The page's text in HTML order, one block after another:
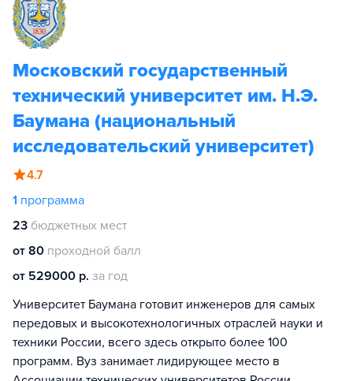
Московский государственный
технический университет им. Н.Э.
Баумана (национальный
исследовательский университет)
4.7
1 программа
23 бюджетных мест
от 80 проходной балл
от 529000 р. за год
Университет Баумана готовит инженеров для самых
передовых и высокотехнологичных отраслей науки и
техники России, всего здесь открыто более 100
программ. Вуз занимает лидирующее место в